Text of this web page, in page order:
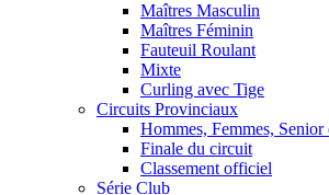
Maîtres Masculin
Maîtres Féminin
Fauteuil Roulant
Mixte
Curling avec Tige
Circuits Provinciaux
Hommes, Femmes, Senior
Finale du circuit
Classement officiel
Série Club